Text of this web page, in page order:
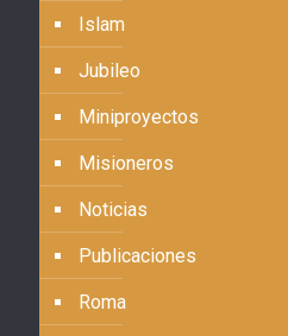
Islam
Jubileo
Miniproyectos
Misioneros
Noticias
Publicaciones
Roma